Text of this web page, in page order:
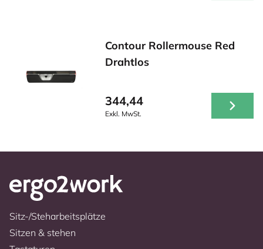
Contour Rollermouse Red
Drahtlos
344,44
Exkl. MwSt.
Sitz-/Steharbeitsplätze
Sitzen & stehen